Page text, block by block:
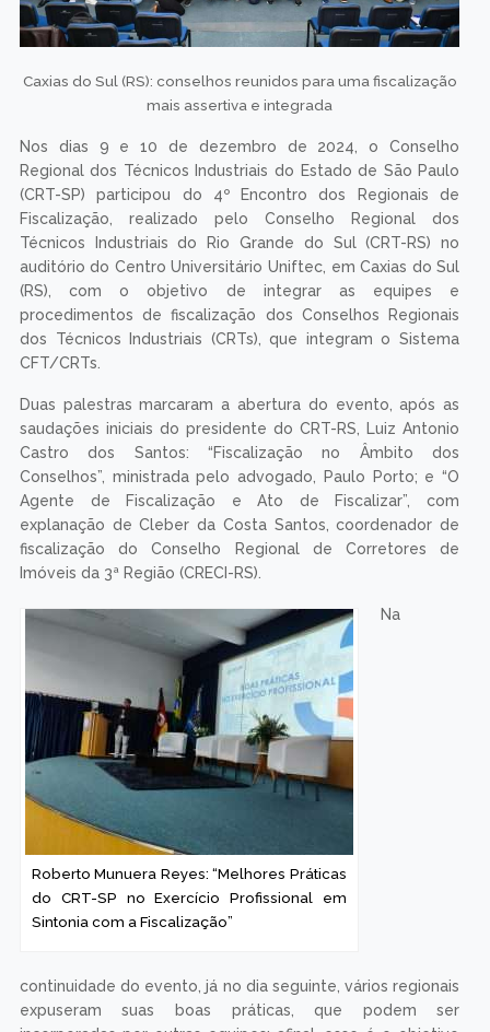
Caxias do Sul (RS): conselhos reunidos para uma fiscalização
mais assertiva e integrada
Nos dias 9 e 10 de dezembro de 2024, o Conselho
Regional dos Técnicos Industriais do Estado de São Paulo
(CRT-SP) participou do 4º Encontro dos Regionais de
Fiscalização, realizado pelo Conselho Regional dos
Técnicos Industriais do Rio Grande do Sul (CRT-RS) no
auditório do Centro Universitário Uniftec, em Caxias do Sul
(RS), com o objetivo de integrar as equipes e
procedimentos de fiscalização dos Conselhos Regionais
dos Técnicos Industriais (CRTs), que integram o Sistema
CFT/CRTs.
Duas palestras marcaram a abertura do evento, após as
saudações iniciais do presidente do CRT-RS, Luiz Antonio
Castro dos Santos: “Fiscalização no Âmbito dos
Conselhos”, ministrada pelo advogado, Paulo Porto; e “O
Agente de Fiscalização e Ato de Fiscalizar”, com
explanação de Cleber da Costa Santos, coordenador de
fiscalização do Conselho Regional de Corretores de
Imóveis da 3ª Região (CRECI-RS).
Roberto Munuera Reyes: “Melhores Práticas
do CRT-SP no Exercício Profissional em
Sintonia com a Fiscalização”
Na
continuidade do evento, já no dia seguinte, vários regionais
expuseram suas boas práticas, que podem ser